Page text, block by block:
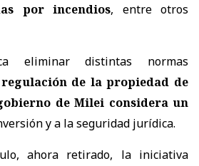
por incendios, entre otros
eliminar distintas normas
regulación de la propiedad de
de Milei considera un
y a la seguridad jurídica.
ahora retirado, la iniciativa